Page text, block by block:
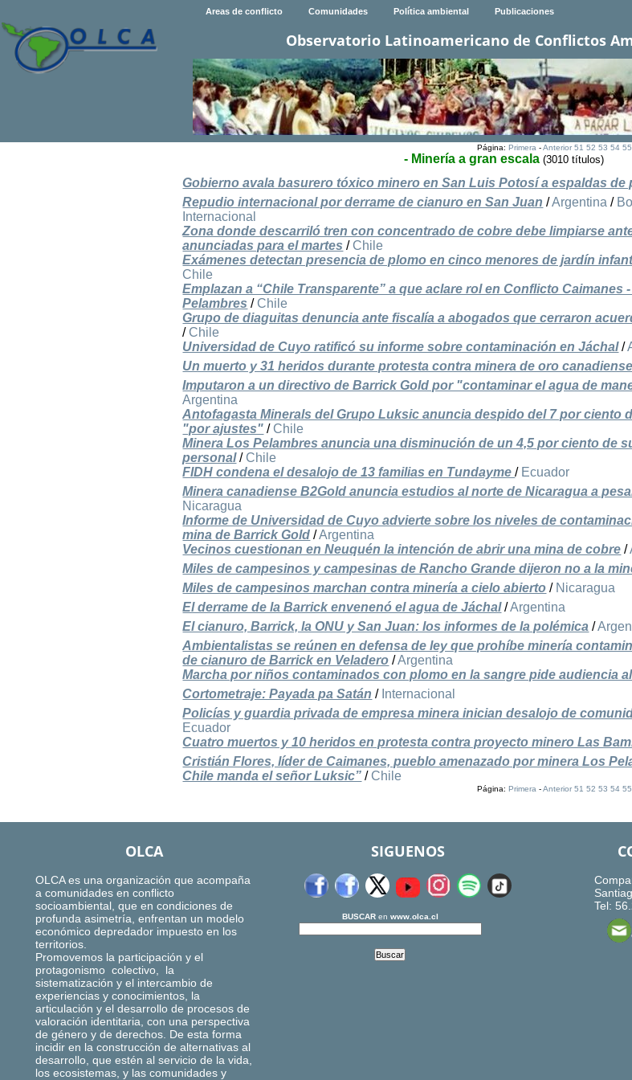
Areas de conflicto Comunidades Política ambiental Publicaciones
Observatorio Latinoamericano de Conflictos
Página: Primera-Anterior 51 52 53 54 55
- Minería a gran escala (3010 títulos)
Gobierno avala basurero tóxico minero en San Luis Potosí a espaldas de
Repudio internacional por derrame de cianuro en San Juan /Argentina /
Internacional
Zona donde descarriló tren con concentrado de cobre debe limpiarse
anunciadas para el martes / Chile
Exámenes detectan presencia de plomo en cinco menores de jardín
Chile
Emplazan a “Chile Transparente” a que aclare rol en Conflicto Caimanes
Pelambres / Chile
Grupo de diaguitas denuncia ante fiscalía a abogados que cerraron
/ Chile
Universidad de Cuyo ratificó su informe sobre contaminación en Jáchal/
Un muerto y 31 heridos durante protesta contra minera de oro canadiense
Imputaron a un directivo de Barrick Gold por "contaminar el agua de
Argentina
Antofagasta Minerals del Grupo Luksic anuncia despido del 7 por ciento
"por ajustes" / Chile
Minera Los Pelambres anuncia una disminución de un 4,5 por ciento de
personal/ Chile
FIDH condena el desalojo de 13 familias en Tundayme/ Ecuador
Minera canadiense B2Gold anuncia estudios al norte de Nicaragua a
Nicaragua
Informe de Universidad de Cuyo advierte sobre los niveles de
mina de Barrick Gold /Argentina
Vecinos cuestionan en Neuquén la intención de abrir una mina de cobre /
Miles de campesinos y campesinas de Rancho Grande dijeron no a la
Miles de campesinos marchan contra minería a cielo abierto / Nicaragua
El derrame de la Barrick envenenó el agua de Jáchal/Argentina
El cianuro, Barrick, la ONU y San Juan: los informes de la polémica /
Ambientalistas se reúnen en defensa de ley que prohíbe minería
de cianuro de Barrick en Veladero /Argentina
Marcha por niños contaminados con plomo en la sangre pide audiencia
Cortometraje: Payada pa Satán / Internacional
Policías y guardia privada de empresa minera inician desalojo de
Ecuador
Cuatro muertos y 10 heridos en protesta contra proyecto minero Las
Cristián Flores, líder de Caimanes, pueblo amenazado por minera Los
Chile manda el señor Luksic” / Chile
Página: Primera-Anterior 51 52 53 54 55
OLCA
OLCA es una organización que acompaña
a comunidades en conflicto
socioambiental, que en condiciones de
profunda asimetría, enfrentan un modelo
económico depredador impuesto en los
territorios.
Promovemos la participación y el
protagonismo colectivo, la
sistematización y el intercambio de
experiencias y conocimientos, la
articulación y el desarrollo de procesos de
valoración identitaria, con una perspectiva
de género y de derechos. De esta forma
incidir en la construcción de alternativas al
desarrollo, que estén al servicio de la vida,
los ecosistemas, y las comunidades y
SIGUENOS
BUSCARen www.olca.cl
Tel: